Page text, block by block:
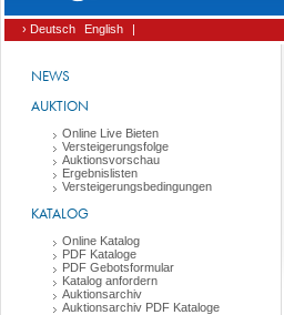
› Deutsch English |
NEWS
AUKTION
Online Live Bieten
Versteigerungsfolge
Auktionsvorschau
Ergebnislisten
Versteigerungsbedingungen
KATALOG
Online Katalog
PDF Kataloge
PDF Gebotsformular
Katalog anfordern
Auktionsarchiv
Auktionsarchiv PDF Kataloge